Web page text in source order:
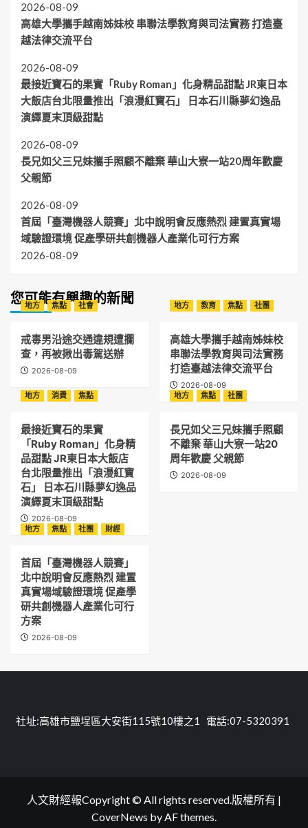
2026-08-09
高雄大學攜手越南姊妹校 串聯法學教育與司法實務 打造臺
越法律交流平台
2026-08-09
最接近寶石的果實「Ruby Roman」化身精品甜點 JR東日本
大飯店台北限量推出「浪漫紅寶石」 日本石川縣夢幻逸品
演繹夏末頂級甜點
2026-08-09
長兄如父三兄妹攜手照顧不離棄 華山大寮一站20周年歡慶
父親節
2026-08-09
首屆「臺灣機器人競賽」北中說明會反應熱烈 建置真實場
域驗證環境 促產學研共創機器人產業化可行方案
2026-08-09
您可能有興趣的新聞
地方 焦點 社會
戒毒男沿途交通違規遭攔
查，再被揪出毒駕送辦
2026-08-09
地方 教育 焦點 社團
高雄大學攜手越南姊妹校
串聯法學教育與司法實務
打造臺越法律交流平台
2026-08-09
地方
消費 焦點
最接近寶石的果實
「Ruby Roman」化身精
品甜點 JR東日本大飯店
台北限量推出「浪漫紅寶
石」 日本石川縣夢幻逸品
演繹夏末頂級甜點
2026-08-09
地方 焦點 社團
長兄如父三兄妹攜手照顧
不離棄 華山大寮一站20
周年歡慶 父親節
2026-08-09
地方 焦點 社團 財經
首屆「臺灣機器人競賽」
北中說明會反應熱烈 建置
真實場域驗證環境 促產學
研共創機器人產業化可行
方案
2026-08-09
社址:高雄市鹽埕區大安街115號10樓之1 電話:07-5320391
人文財經報Copyright © All rights reserved.版權所有 |
CoverNews by AF themes.